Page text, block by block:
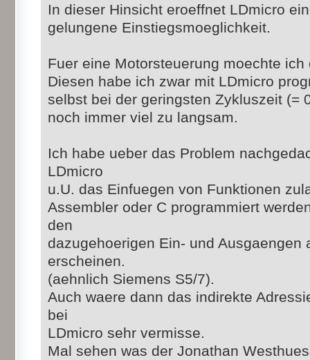
In dieser Hinsicht eroeffnet LDmicro
gelungene Einstiegsmoeglichkeit.
Fuer eine Motorsteuerung moechte
Diesen habe ich zwar mit LDmicro
selbst bei der geringsten Zykluszeit (=
noch immer viel zu langsam.
Ich habe ueber das Problem
LDmicro
u.U. das Einfuegen von Funktionen
Assembler oder C programmiert
den
dazugehoerigen Ein- und Ausgaengen
erscheinen.
(aehnlich Siemens S5/7).
Auch waere dann das indirekte
bei
LDmicro sehr vermisse.
Mal sehen was der Jonathan